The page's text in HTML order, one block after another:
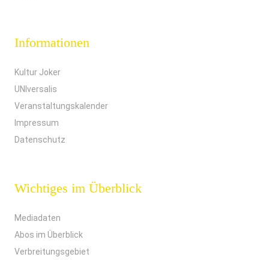
Informationen
Kultur Joker
UNIversalis
Veranstaltungskalender
Impressum
Datenschutz
Wichtiges im Überblick
Mediadaten
Abos im Überblick
Verbreitungsgebiet